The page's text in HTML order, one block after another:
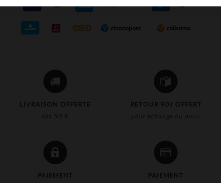
LIVRAISON OFFERTE
dès 50 €
RETOUR 90J OFFERT
pour échange ou avoir
PAIEMENT
PAIEMENT